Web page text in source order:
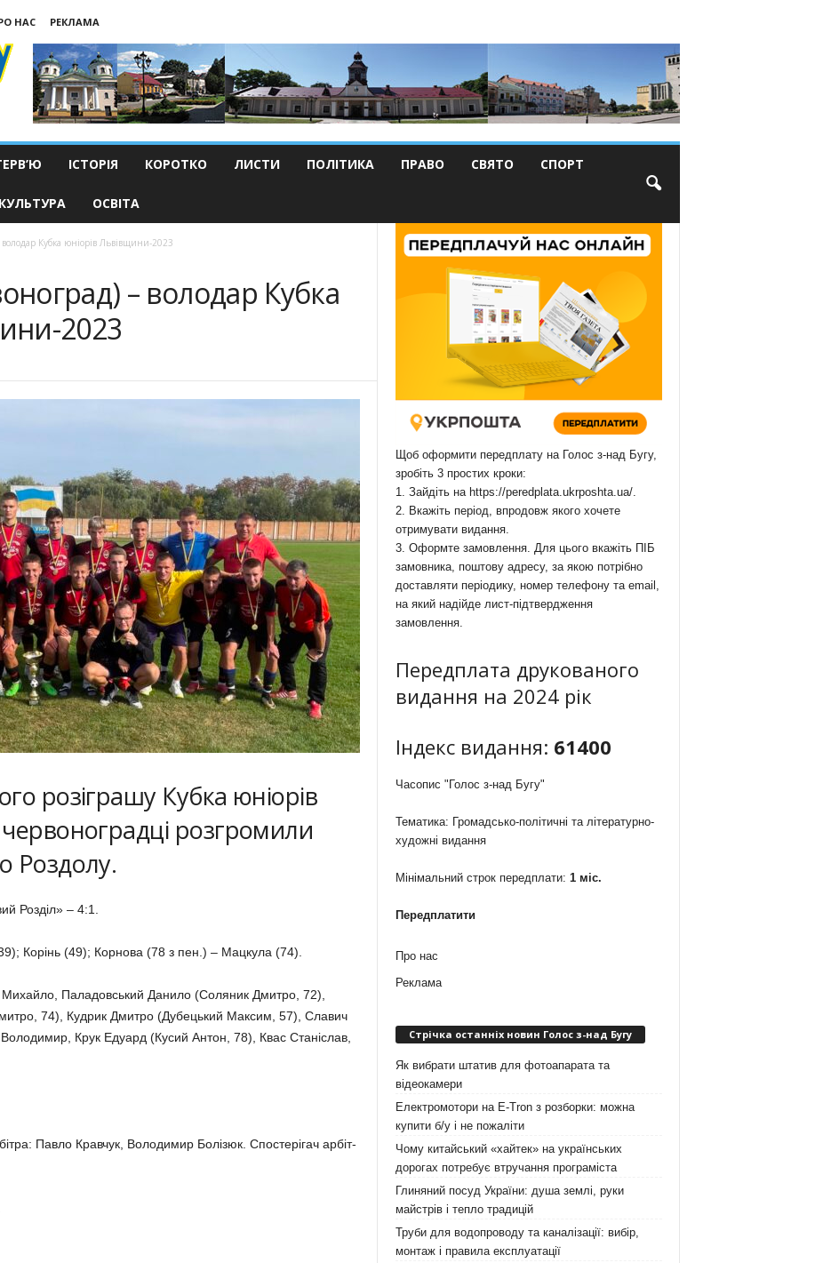
НАС
РЕКЛАМА
ІСТОРІЯ КОРОТКО ЛИСТИ ПОЛІТИКА ПРАВО СВЯТО СПОРТ
КУЛЬТУРА ОСВІТА
Кубка юніорів Львівщини-2023
– володар Кубка
2023
розіграшу Кубка юніорів
червоноградці розгромили
Роздолу.
Розділ» – 4:1.
Корінь (49); Корнова (78 з пен.) – Мацкула (74).
Паладовський Данило (Соляник Дмитро, 72),
74), Кудрик Дмитро (Дубецький Максим, 57), Славич
Крук Едуард (Кусий Антон, 78), Квас Станіслав,
Павло Кравчук, Володимир Болізюк. Спостерігач арбіт­
Щоб оформити передплату на Голос з-над Бугу,
зробіть 3 простих кроки:
1. Зайдіть на https://peredplata.ukrposhta.ua/.
2. Вкажіть період, впродовж якого хочете
отримувати видання.
3. Оформте замовлення. Для цього вкажіть ПІБ
замовника, поштову адресу, за якою потрібно
доставляти періодику, номер телефону та email,
на який надійде лист-підтвердження
замовлення.
Передплата друкованого
видання на 2024 рік
Індекс видання: 61400
Часопис "Голос з-над Бугу"
Тематика: Громадсько-політичні та літературно-
художні видання
Мінімальний строк передплати: 1 міс.
Передплатити
Про нас
Реклама
Стрічка останніх новин Голос з-над Бугу
Як вибрати штатив для фотоапарата та
відеокамери
Електромотори на E-Tron з розборки: можна
купити б/у і не пожаліти
Чому китайський «хайтек» на українських
дорогах потребує втручання програміста
Глиняний посуд України: душа землі, руки
майстрів і тепло традицій
Труби для водопроводу та каналізації: вибір,
монтаж і правила експлуатації